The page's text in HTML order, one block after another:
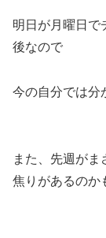
明日が月曜日で
後なので
今の自分では分
また、先週がま
焦りがあるのか